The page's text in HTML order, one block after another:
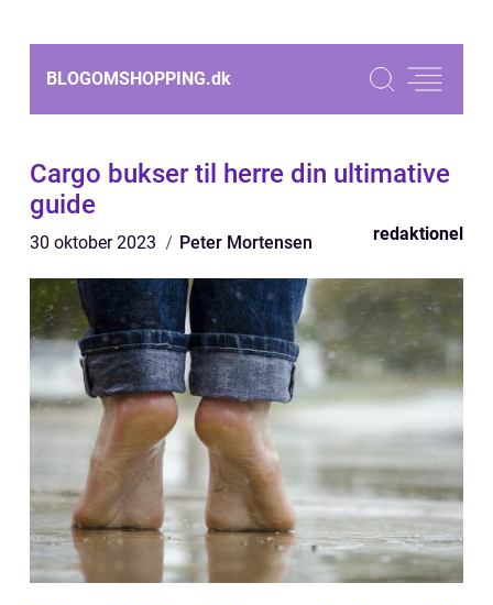
BLOGOMSHOPPING.dk
Cargo bukser til herre din ultimative
guide
30 oktober 2023 Peter Mortensen redaktionel